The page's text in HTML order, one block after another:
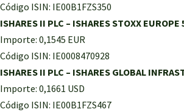
Código ISIN: IE00B1FZS350
ISHARES II PLC – ISHARES STOXX
Importe: 0,1545 EUR
Código ISIN: IE0008470928
ISHARES II PLC – ISHARES GLOBAL
Importe: 0,1661 USD
Código ISIN: IE00B1FZS467